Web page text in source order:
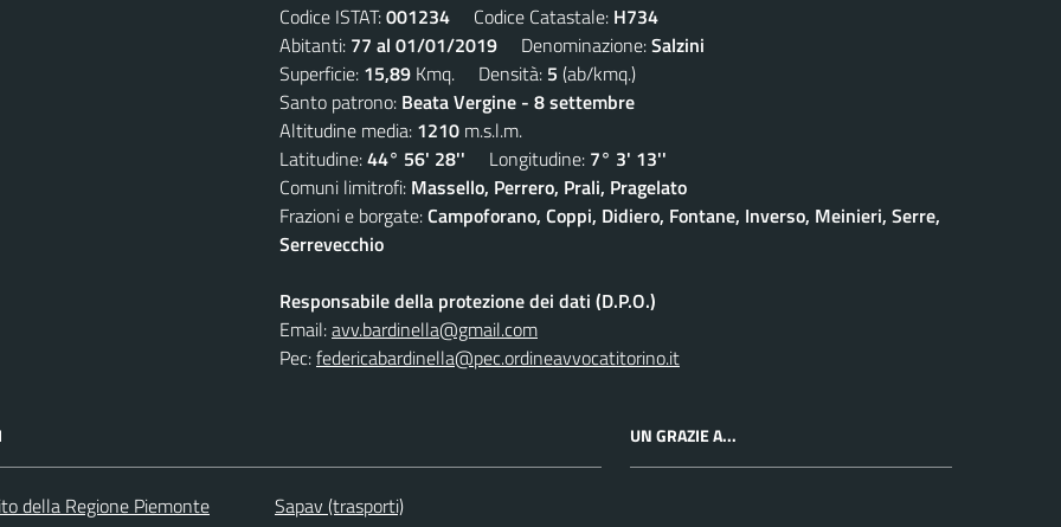
Codice ISTAT:001234 Codice Catastale: H734
Abitanti: 77 al 01/01/2019 Denominazione:Salzini
Superficie: 15,89 Kmq. Densità: 5 (ab/kmq.)
Santo patrono: Beata Vergine - 8 settembre
Altitudine media: 1210 m.s.l.m.
Latitudine:44° 56' 28'' Longitudine: 7° 3' 13''
Comuni limitrofi: Massello, Perrero, Prali, Pragelato
Frazioni e borgate:Campoforano, Coppi, Didiero, Fontane, Inverso, Meinieri, Serre,
Serrevecchio
Responsabile della protezione dei dati (D.P.O.)
Email:avv.bardinella@gmail.com
Pec:federicabardinella@pec.ordineavvocatitorino.it
della Regione Piemonte
Sapav (trasporti)
UN GRAZIE A...